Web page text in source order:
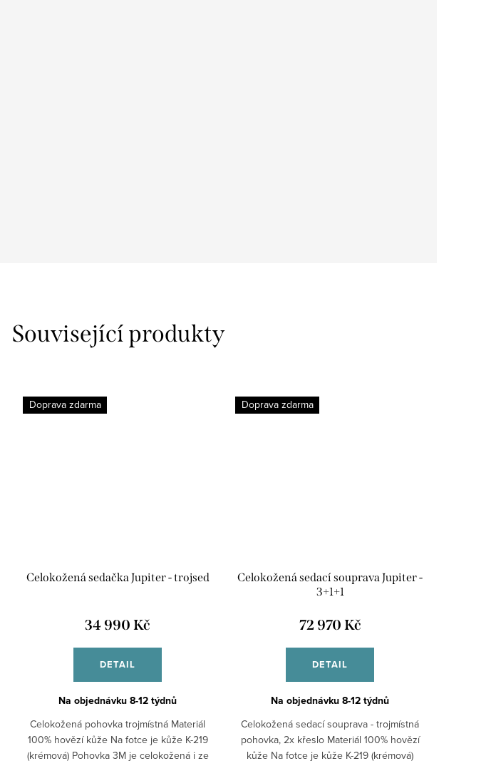
Související produkty
Doprava zdarma
Celokožená sedačka Jupiter - trojsed
34 990 Kč
DETAIL
Na objednávku 8-12 týdnů
Celokožená pohovka trojmístná Materiál
100% hovězí kůže Na fotce je kůže K-219
(krémová) Pohovka 3M je celokožená i ze
Doprava zdarma
Celokožená sedací souprava Jupiter -
3+1+1
72 970 Kč
DETAIL
Na objednávku 8-12 týdnů
Celokožená sedací souprava - trojmístná
pohovka, 2x křeslo Materiál 100% hovězí
kůže Na fotce je kůže K-219 (krémová)